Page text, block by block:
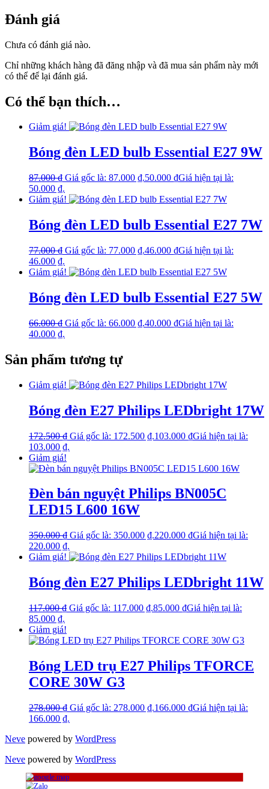
Đánh giá
Chưa có đánh giá nào.
Chỉ những khách hàng đã đăng nhập và đã mua sản phẩm này mới
có thể để lại đánh giá.
Có thể bạn thích…
Giảm giá!
Bóng đèn LED bulb Essential E27 9W
87.000₫ Giá gốc là: 87.000 ₫.50.000 ₫Giá hiện tại là:
50.000 ₫.
Giảm giá!
Bóng đèn LED bulb Essential E27 7W
77.000₫ Giá gốc là: 77.000 ₫.46.000 ₫Giá hiện tại là:
46.000 ₫.
Giảm giá!
Bóng đèn LED bulb Essential E27 5W
66.000₫ Giá gốc là: 66.000 ₫.40.000 ₫Giá hiện tại là:
40.000 ₫.
Sản phẩm tương tự
Giảm giá!
Bóng đèn E27 Philips LEDbright 17W
172.500₫ Giá gốc là: 172.500 ₫.103.000 ₫Giá hiện tại là:
103.000 ₫.
Giảm giá!
Đèn bán nguyệt Philips BN005C
LED15 L600 16W
350.000₫ Giá gốc là: 350.000 ₫.220.000 ₫Giá hiện tại là:
220.000 ₫.
Giảm giá!
Bóng đèn E27 Philips LEDbright 11W
117.000₫ Giá gốc là: 117.000 ₫.85.000 ₫Giá hiện tại là:
85.000 ₫.
Giảm giá!
Bóng LED trụ E27 Philips TFORCE
CORE 30W G3
278.000₫ Giá gốc là: 278.000 ₫.166.000 ₫Giá hiện tại là:
166.000 ₫.
Neve powered by WordPress
Neve powered by WordPress